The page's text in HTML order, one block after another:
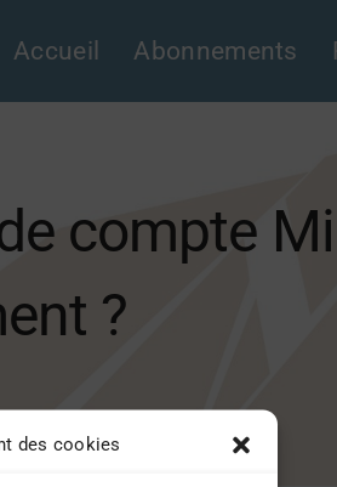
des cookies
Accueil Abonnements
compte
?